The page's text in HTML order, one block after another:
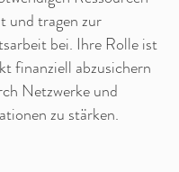
und tragen zur
bei. Ihre Rolle ist
finanziell abzusichern
Netzwerke und
zu stärken.​